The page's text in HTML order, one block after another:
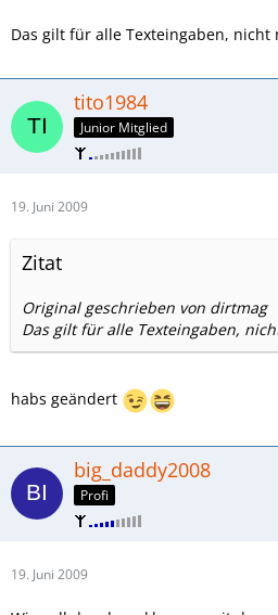
Das gilt für alle Texteingaben, nicht
tito1984
Junior Mitglied
19. Juni 2009
Zitat
Original geschrieben von dirtmag
Das gilt für alle Texteingaben,
habs geändert
big_daddy2008
Profi
19. Juni 2009